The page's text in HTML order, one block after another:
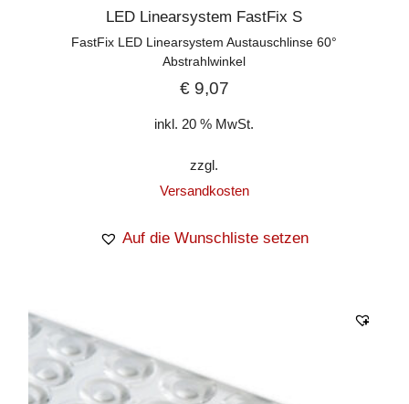
LED Linearsystem FastFix S
FastFix LED Linearsystem Austauschlinse 60°
Abstrahlwinkel
€9,07
inkl. 20 % MwSt.
zzgl.
Versandkosten
Auf die Wunschliste setzen